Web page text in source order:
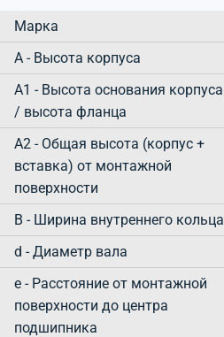
Марка
А - Высота корпуса
A1 - Высота основания корпуса
/ высота фланца
A2 - Общая высота (корпус +
вставка) от монтажной
поверхности
B - Ширина внутреннего кольца
d - Диаметр вала
e - Расстояние от монтажной
поверхности до центра
подшипника